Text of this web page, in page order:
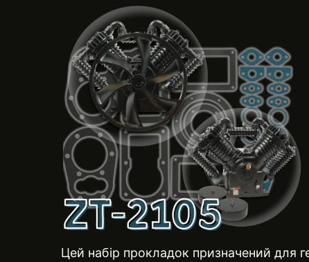
Цей набір прокладок призначений для